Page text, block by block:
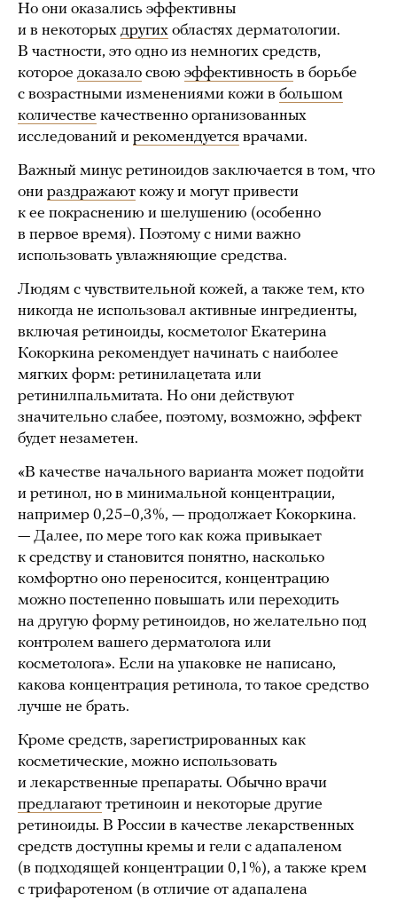
Но они оказались эффективны
и в некоторых других областях дерматологии.
В частности, это одно из немногих средств,
которое доказало свою эффективность в борьбе
с возрастными изменениями кожи в большом
количестве качественно организованных
исследований и рекомендуется врачами.
Важный минус ретиноидов заключается в том, что
они раздражают кожу и могут привести
к ее покраснению и шелушению (особенно
в первое время). Поэтому с ними важно
использовать увлажняющие средства.
Людям с чувствительной кожей, а также тем, кто
никогда не использовал активные ингредиенты,
включая ретиноиды, косметолог Екатерина
Кокоркина рекомендует начинать с наиболее
мягких форм: ретинилацетата или
ретинилпальмитата. Но они действуют
значительно слабее, поэтому, возможно, эффект
будет незаметен.
«В качестве начального варианта может подойти
и ретинол, но в минимальной концентрации,
например 0,25–0,3%, — продолжает Кокоркина.
— Далее, по мере того как кожа привыкает
к средству и становится понятно, насколько
комфортно оно переносится, концентрацию
можно постепенно повышать или переходить
на другую форму ретиноидов, но желательно под
контролем вашего дерматолога или
косметолога». Если на упаковке не написано,
какова концентрация ретинола, то такое средство
лучше не брать.
Кроме средств, зарегистрированных как
косметические, можно использовать
и лекарственные препараты. Обычно врачи
предлагают третиноин и некоторые другие
ретиноиды. В России в качестве лекарственных
средств доступны кремы и гели с адапаленом
(в подходящей концентрации 0,1%), а также крем
с трифаротеном (в отличие от адапалена